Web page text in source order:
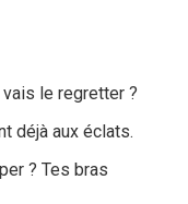
le regretter ?
déjà aux éclats.
? Tes bras